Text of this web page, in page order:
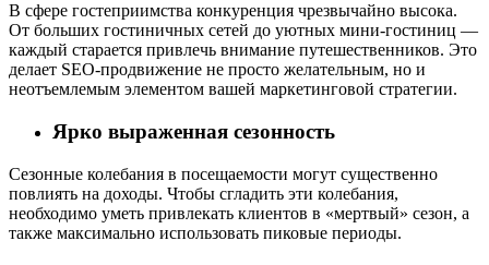
В сфере гостеприимства конкуренция чрезвычайно высока.
От больших гостиничных сетей до уютных мини-гостиниц —
каждый старается привлечь внимание путешественников. Это
делает SEO-продвижение не просто желательным, но и
неотъемлемым элементом вашей маркетинговой стратегии.
Ярко выраженная сезонность
Сезонные колебания в посещаемости могут существенно
повлиять на доходы. Чтобы сгладить эти колебания,
необходимо уметь привлекать клиентов в «мертвый» сезон, а
также максимально использовать пиковые периоды.